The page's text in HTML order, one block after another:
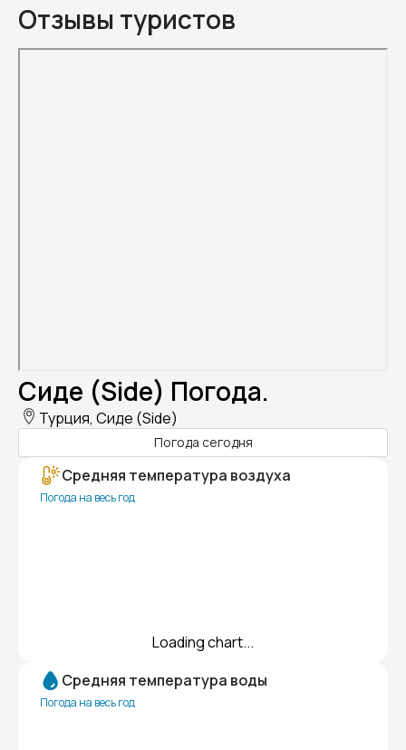
Отзывы туристов
Сиде (Side) Погода.
Турция, Сиде (Side)
Погода сегодня
Средняя температура воздуха
Погода на весь год
Loading chart...
Средняя температура воды
Погода на весь год